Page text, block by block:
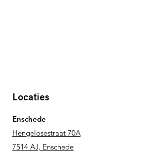
Locaties
Enschede
Hengelosestraat 70A
7514 AJ, Enschede